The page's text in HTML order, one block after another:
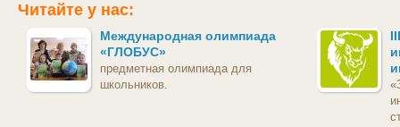
Читайте у нас:
Международная олимпиада
«ГЛОБУС»
предметная олимпиада для
школьников.